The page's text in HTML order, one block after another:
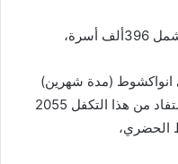
انواكشوط (مدة شهرين)
وفي الوسط الريفي (طيلة السنة). واستفاد من هذا التكفل 2055